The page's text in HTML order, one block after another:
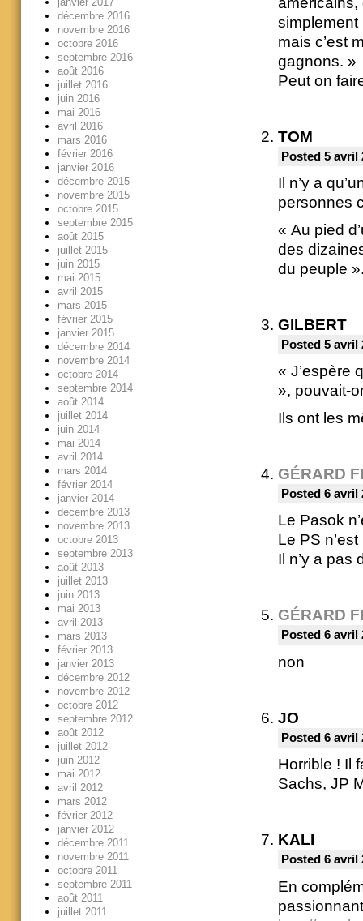
simplement
mais c’est
gagnons. »
Peut on
TOM
Posted 5 avril
Il n’y a
personnes
« Au pied
des
du peuple
GILBERT
Posted 5 avril
« J’espère
», pouvait-
Ils ont les
GÉRARD
Posted 6 avril
Le Pasok
Le PS
Il n’y a pas
GÉRARD
Posted 6 avril
non
JO
Posted 6 avril
Horrible ! Il
Sachs, JP
KALI
Posted 6 avril
En
décembre 2016
novembre 2016
octobre 2016
septembre 2016
août 2016
juillet 2016
juin 2016
mai 2016
avril 2016
mars 2016
février 2016
janvier 2016
décembre 2015
novembre 2015
octobre 2015
septembre 2015
août 2015
juillet 2015
juin 2015
mai 2015
avril 2015
mars 2015
février 2015
janvier 2015
décembre 2014
novembre 2014
octobre 2014
septembre 2014
août 2014
juillet 2014
juin 2014
mai 2014
avril 2014
mars 2014
février 2014
janvier 2014
décembre 2013
novembre 2013
octobre 2013
septembre 2013
août 2013
juillet 2013
juin 2013
mai 2013
avril 2013
mars 2013
février 2013
janvier 2013
décembre 2012
novembre 2012
octobre 2012
septembre 2012
août 2012
juillet 2012
juin 2012
mai 2012
avril 2012
mars 2012
février 2012
janvier 2012
décembre 2011
novembre 2011
octobre 2011
septembre 2011
août 2011
juillet 2011